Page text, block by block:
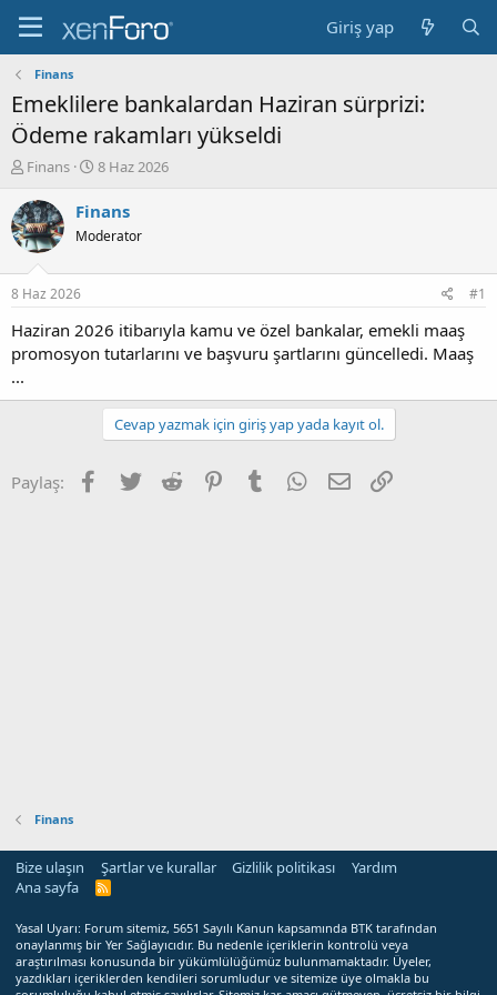
Giriş yap
Finans
Emeklilere bankalardan Haziran sürprizi:
Ödeme rakamları yükseldi
K
n
b
u
u
b
a
t
Finans
B
ş
a
ç
a
i
8 Haz 2026
Finans
Moderator
8 Haz 2026 #1
Haziran 2026 itibarıyla kamu ve özel bankalar, emekli maaş
promosyon tutarlarını ve başvuru şartlarını güncelledi. Maaş
...
Cevap yazmak için giriş yap yada kayıt ol.
Paylaş: Facebook
Twitter Reddit PinterestTumblr WhatsApp
E-posta
Finans
Bize ulaşın Şartlar ve kurallar Gizlilik politikası
Yardım
Ana sayfa
R
Yasal Uyarı: Forum sitemiz, 5651 Sayılı Kanun kapsamında BTK tarafından
onaylanmış bir Yer Sağlayıcıdır. Bu nedenle içeriklerin kontrolü veya
araştırılması konusunda bir yükümlülüğümüz bulunmamaktadır. Üyeler,
yazdıkları içeriklerden kendileri sorumludur ve sitemize üye olmakla bu